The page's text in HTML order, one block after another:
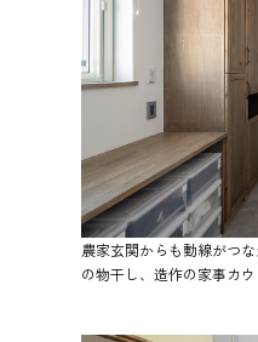
農家玄関からも動線がつ
の物干し、造作の家事カ